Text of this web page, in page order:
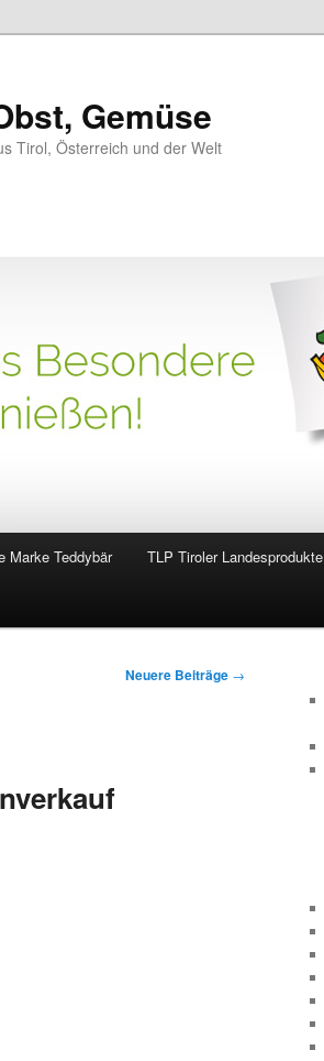
Gemüse
Tirol, Österreich und der Welt
Marke Teddybär TLP Tiroler Landesprodukte
Neuere Beiträge →